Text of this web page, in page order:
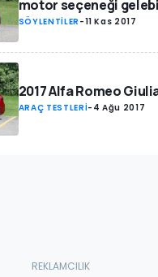
motor seçeneği
SÖYLENTİLER -11 Kas 2017
2017 Alfa Romeo
ARAÇ TESTLERİ- 4 Ağu 2017